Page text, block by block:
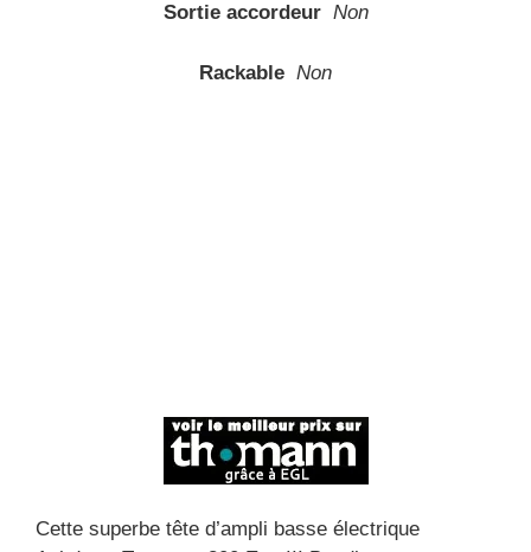
Sortie accordeur Non
Rackable Non
Cette superbe tête d’ampli basse électrique